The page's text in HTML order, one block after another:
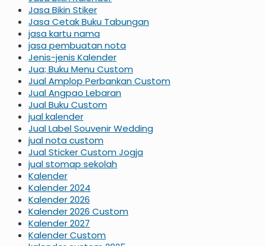
Jasa Bikin Stiker
Jasa Cetak Buku Tabungan
jasa kartu nama
jasa pembuatan nota
Jenis-jenis Kalender
Jua; Buku Menu Custom
Jual Amplop Perbankan Custom
Jual Angpao Lebaran
Jual Buku Custom
jual kalender
Jual Label Souvenir Wedding
jual nota custom
Jual Sticker Custom Jogja
jual stomap sekolah
Kalender
Kalender 2024
Kalender 2026
Kalender 2026 Custom
Kalender 2027
Kalender Custom